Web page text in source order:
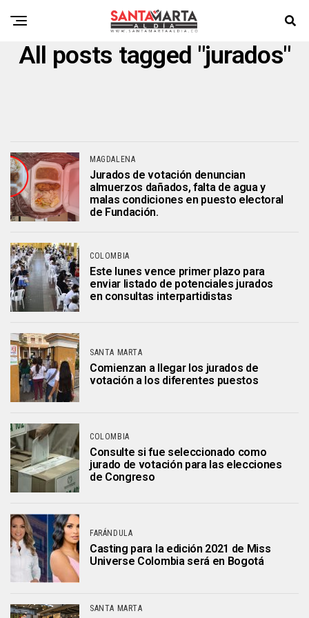
All posts tagged "jurados"
MAGDALENA
Jurados de votación denuncian
almuerzos dañados, falta de agua y
malas condiciones en puesto electoral
de Fundación.
COLOMBIA
Este lunes vence primer plazo para
enviar listado de potenciales jurados
en consultas interpartidistas
SANTA MARTA
Comienzan a llegar los jurados de
votación a los diferentes puestos
COLOMBIA
Consulte si fue seleccionado como
jurado de votación para las elecciones
de Congreso
FARÁNDULA
Casting para la edición 2021 de Miss
Universe Colombia será en Bogotá
SANTA MARTA